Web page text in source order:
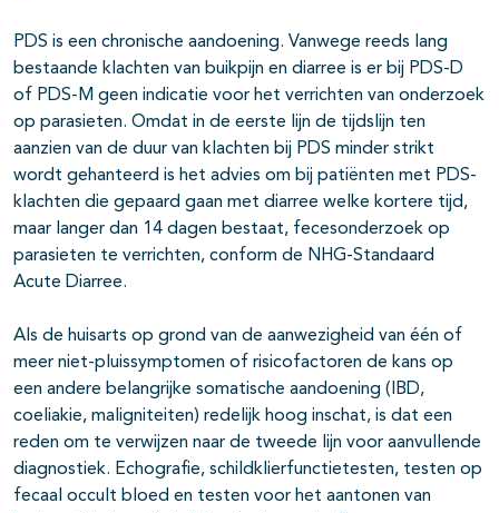
PDS is een chronische aandoening. Vanwege reeds lang
bestaande klachten van buikpijn en diarree is er bij PDS-D
of PDS-M geen indicatie voor het verrichten van onderzoek
op parasieten. Omdat in de eerste lijn de tijdslijn ten
aanzien van de duur van klachten bij PDS minder strikt
wordt gehanteerd is het advies om bij patiënten met PDS-
klachten die gepaard gaan met diarree welke kortere tijd,
maar langer dan 14 dagen bestaat, fecesonderzoek op
parasieten te verrichten, conform de NHG-Standaard
Acute Diarree.
Als de huisarts op grond van de aanwezigheid van één of
meer niet-pluissymptomen of risicofactoren de kans op
een andere belangrijke somatische aandoening (IBD,
coeliakie, maligniteiten) redelijk hoog inschat, is dat een
reden om te verwijzen naar de tweede lijn voor aanvullende
diagnostiek. Echografie, schildklierfunctietesten, testen op
fecaal occult bloed en testen voor het aantonen van